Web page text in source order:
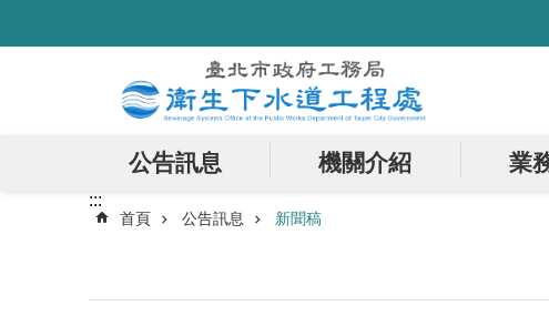
公告訊息 機關介紹 業
:::
首頁 公告訊息 新聞稿